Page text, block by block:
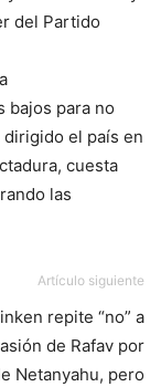
del Partido
bajos para no
dirigido el país en
cuesta
las
Artículo siguiente
repite “no” a
de Rafav por
Netanyahu, pero